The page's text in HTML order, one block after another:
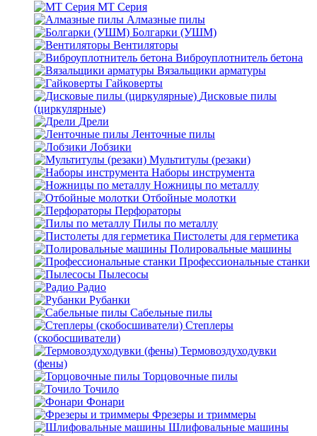
MT Серия
Алмазные пилы
Болгарки (УШМ)
Вентиляторы
Виброуплотнитель бетона
Вязальщики арматуры
Гайковерты
Дисковые пилы
(циркулярные)
Дрели
Ленточные пилы
Лобзики
Мультитулы (резаки)
Наборы инструмента
Ножницы по металлу
Отбойные молотки
Перфораторы
Пилы по металлу
Пистолеты для герметика
Полировальные машины
Профессиональные станки
Пылесосы
Радио
Рубанки
Сабельные пилы
Степлеры
(скобосшиватели)
Термовоздуходувки
(фены)
Торцовочные пилы
Точило
Фонари
Фрезеры и триммеры
Шлифовальные машины